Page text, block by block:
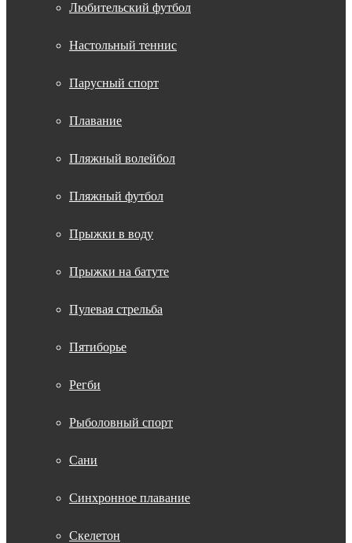
Любительский футбол
Настольный теннис
Парусный спорт
Плавание
Пляжный волейбол
Пляжный футбол
Прыжки в воду
Прыжки на батуте
Пулевая стрельба
Пятиборье
Регби
Рыболовный спорт
Сани
Синхронное плавание
Скелетон